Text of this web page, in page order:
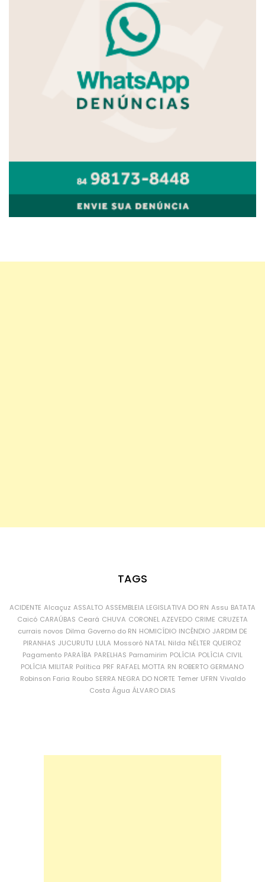
TAGS
ACIDENTE Alcaçuz ASSALTO ASSEMBLEIA LEGISLATIVA DO RN Assu BATATA
Caicó CARAÚBAS Ceará CHUVA CORONEL AZEVEDO CRIME CRUZETA
currais novos Dilma Governo do RN HOMICÍDIO INCÊNDIO JARDIM DE
PIRANHAS JUCURUTU LULA Mossoró NATAL Nilda NÉLTER QUEIROZ
Pagamento PARAÍBA PARELHAS Parnamirim POLÍCIA POLÍCIA CIVIL
POLÍCIA MILITAR Política PRF RAFAEL MOTTA RN ROBERTO GERMANO
Robinson Faria Roubo SERRA NEGRA DO NORTE Temer UFRN Vivaldo
Costa Água ÁLVARO DIAS